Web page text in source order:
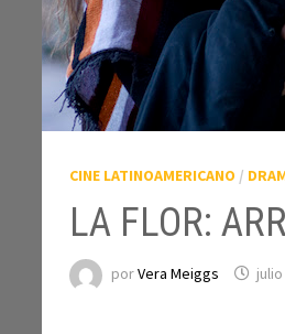
CINE LATINOAMERICANO /
LA FLOR:
porVera Meiggs